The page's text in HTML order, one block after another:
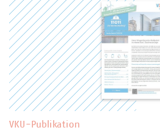
VKU-Publikation